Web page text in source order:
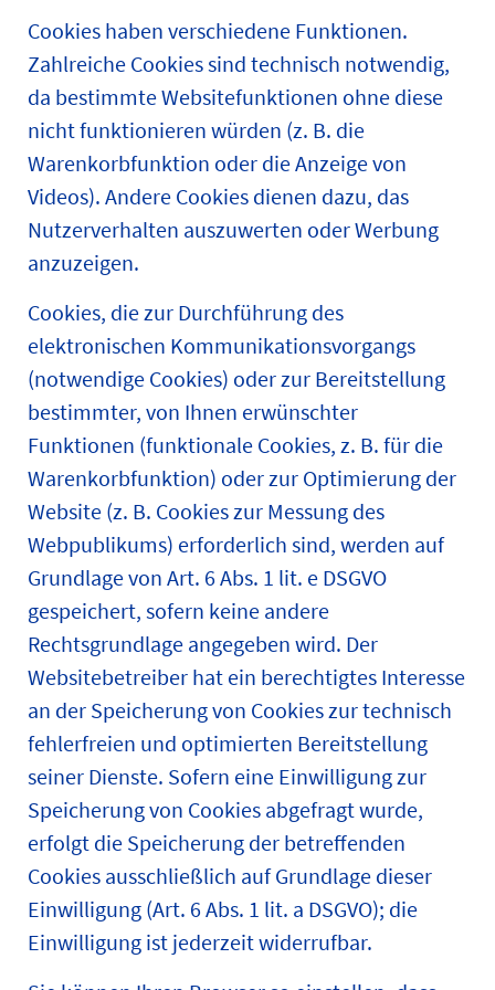
Cookies haben verschiedene Funktionen.
Zahlreiche Cookies sind technisch notwendig,
da bestimmte Websitefunktionen ohne diese
nicht funktionieren würden (z. B. die
Warenkorbfunktion oder die Anzeige von
Videos). Andere Cookies dienen dazu, das
Nutzerverhalten auszuwerten oder Werbung
anzuzeigen.
Cookies, die zur Durchführung des
elektronischen Kommunikationsvorgangs
(notwendige Cookies) oder zur Bereitstellung
bestimmter, von Ihnen erwünschter
Funktionen (funktionale Cookies, z. B. für die
Warenkorbfunktion) oder zur Optimierung der
Website (z. B. Cookies zur Messung des
Webpublikums) erforderlich sind, werden auf
Grundlage von Art. 6 Abs. 1 lit. e DSGVO
gespeichert, sofern keine andere
Rechtsgrundlage angegeben wird. Der
Websitebetreiber hat ein berechtigtes Interesse
an der Speicherung von Cookies zur technisch
fehlerfreien und optimierten Bereitstellung
seiner Dienste. Sofern eine Einwilligung zur
Speicherung von Cookies abgefragt wurde,
erfolgt die Speicherung der betreffenden
Cookies ausschließlich auf Grundlage dieser
Einwilligung (Art. 6 Abs. 1 lit. a DSGVO); die
Einwilligung ist jederzeit widerrufbar.